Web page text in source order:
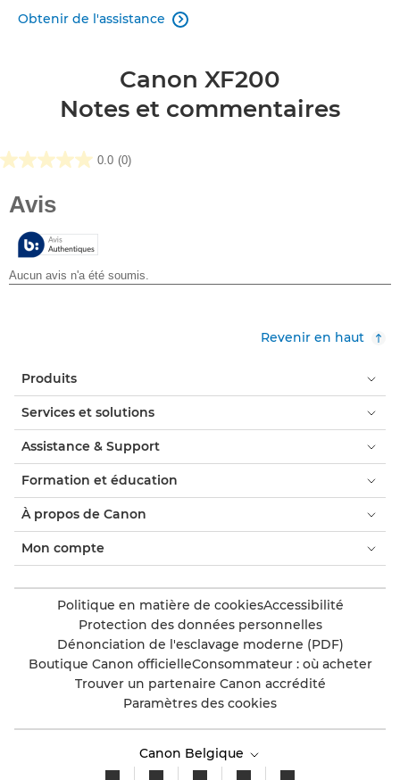
Obtenir de l'assistance 
Canon XF200
Notes et commentaires
0.0 (0)
0.0
Revenir en haut
Produits
Services et solutions
Assistance & Support
Formation et éducation
À propos de Canon
Mon compte
Politique en matière de cookiesAccessibilité
Protection des données personnelles
Dénonciation de l'esclavage moderne (PDF)
Boutique Canon officielleConsommateur : où acheter
Trouver un partenaire Canon accrédité
Paramètres des cookies
Canon Belgique